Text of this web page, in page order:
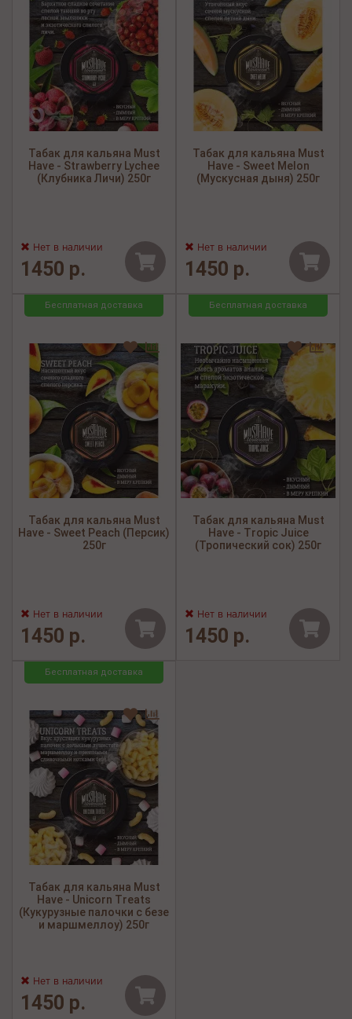
Табак для кальяна Must
Have - Strawberry Lychee
(Клубника Личи) 250г
Нет в наличии
1450 р.
Табак для кальяна Must
Have - Sweet Melon
(Мускусная дыня) 250г
Нет в наличии
1450 р.
Бесплатная доставка
Табак для кальяна Must
Have - Sweet Peach (Персик)
250г
Нет в наличии
1450 р.
Бесплатная доставка
Табак для кальяна Must
Have - Tropic Juice
(Тропический сок) 250г
Нет в наличии
1450 р.
Бесплатная доставка
Табак для кальяна Must
Have - Unicorn Treats
(Кукурузные палочки с безе
и маршмеллоу) 250г
Нет в наличии
1450 р.